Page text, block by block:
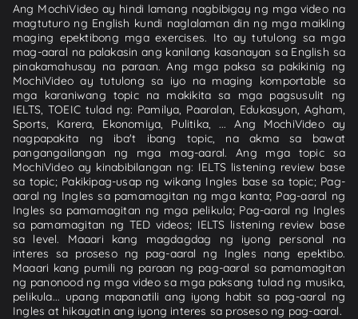
Ang MochiVideo ay hindi lamang nagbibigay ng mga video na
magtuturo ng English kundi naglalaman din ng mga maikling
maging epektibong mga exercises. Ito ay tutulong sa mga
mag-aaral na palakasin ang kanilang kasanayan sa English sa
pinakamahusay na paraan. Ang mga paksa sa pakikinig ng
MochiVideo ay tutulong sa iyo na maging komportable sa
mga karaniwang topic na makikita sa mga pagsusulit ng
IELTS, TOEIC tulad ng: Pamilya, Paaralan, Edukasyon, Agham,
Sports, Karera, Ekonomiya, Pulitika, ... Ang MochiVideo ay
nagpapakita ng iba't ibang topic, na akma sa bawat
pangangailangan ng mga mag-aaral. Ang mga topic sa
MochiVideo ay kinabibilangan ng: IELTS listening review base
sa topic; Pakikipag-usap ng wikang Ingles base sa topic; Pag-
aaral ng Ingles sa pamamagitan ng mga kanta; Pag-aaral ng
Ingles sa pamamagitan ng mga pelikula; Pag-aaral ng Ingles
sa pamamagitan ng TED videos; IELTS listening review base
sa level. Maaari kang magdagdag ng iyong personal na
interes sa proseso ng pag-aaral ng Ingles nang epektibo.
Maaari kang pumili ng paraan ng pag-aaral sa pamamagitan
ng panonood ng mga video sa mga paksang tulad ng musika,
pelikula... upang mapanatili ang iyong habit sa pag-aaral ng
Ingles at hikayatin ang iyong interes sa proseso ng pag-aaral.